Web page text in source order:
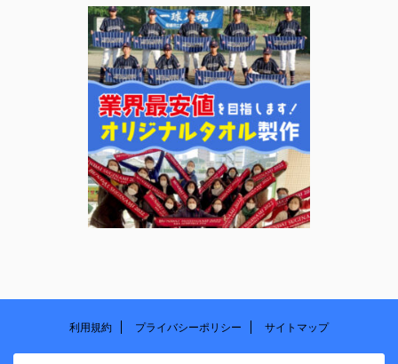
利用規約 プライバシーポリシー サイトマップ